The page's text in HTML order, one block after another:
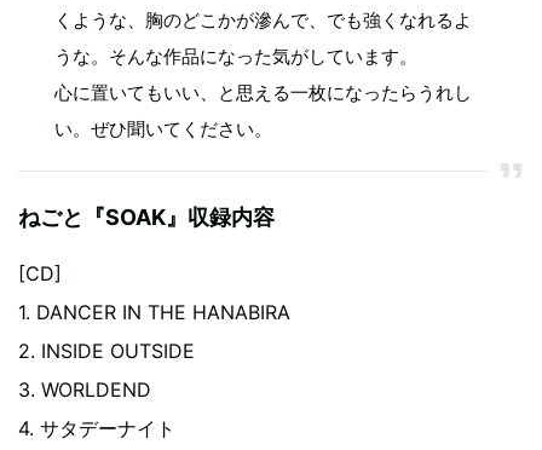
くような、胸のどこかが滲んで、でも強くなれるよ
うな。そんな作品になった気がしています。
心に置いてもいい、と思える一枚になったらうれし
い。ぜひ聞いてください。
ねごと『SOAK』収録内容
[CD]
1. DANCER IN THE HANABIRA
2. INSIDE OUTSIDE
3. WORLDEND
4. サタデーナイト